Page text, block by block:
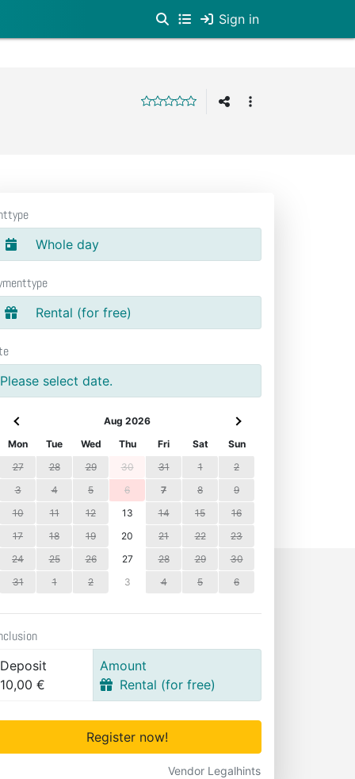
Sign in
Whole day
Rental (for free)
Please select date.
Aug 2026
Mon
Tue Wed Thu Fri Sat
Sun
27
28 29 30 31 1
2
3
4 5 6 7 8
9
10
11 12 13 14 15
16
17
18 19 20 21 22
23
24
25 26 27 28 29
30
31
1 2 3 4 5 6
Deposit
10,00 €
Amount
Rental (for free)
Register now!
Vendor Legalhints